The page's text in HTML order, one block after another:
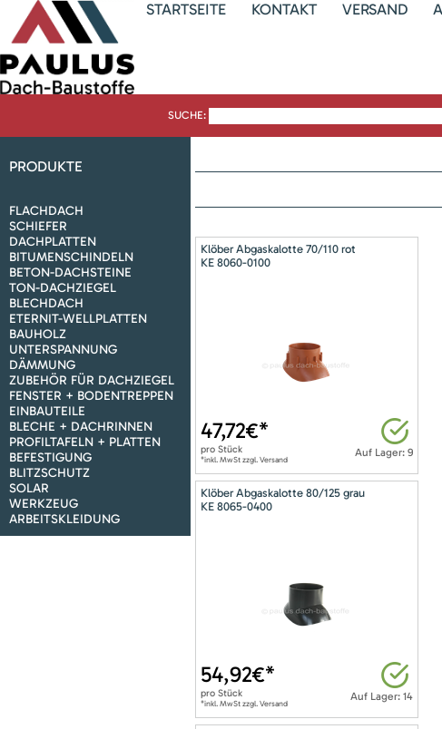
STARTSEITE KONTAKT VERSAND
SUCHE:
PRODUKTE
FLACHDACH
SCHIEFER
DACHPLATTEN
BITUMENSCHINDELN
BETON-DACHSTEINE
TON-DACHZIEGEL
BLECHDACH
ETERNIT-WELLPLATTEN
BAUHOLZ
UNTERSPANNUNG
DÄMMUNG
ZUBEHÖR FÜR DACHZIEGEL
FENSTER + BODENTREPPEN
EINBAUTEILE
BLECHE + DACHRINNEN
PROFILTAFELN + PLATTEN
BEFESTIGUNG
BLITZSCHUTZ
SOLAR
WERKZEUG
ARBEITSKLEIDUNG
Klöber Abgaskalotte 70/110 rot
KE 8060-0100
Auf Lager: 9
47,72€*
pro Stück
*inkl. MwSt zzgl. Versand
Klöber Abgaskalotte 80/125 grau
KE 8065-0400
Auf Lager: 14
54,92€*
pro Stück
*inkl. MwSt zzgl. Versand